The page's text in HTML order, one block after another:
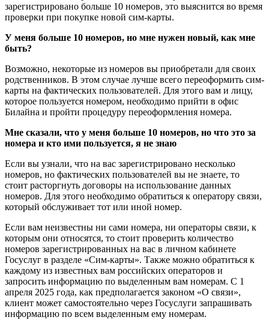
зарегистрировано больше 10 номеров, это выяснится во время
проверки при покупке новой сим-карты.
У меня больше 10 номеров, но мне нужен новый, как мне
быть?
Возможно, некоторые из номеров вы приобретали для своих
родственников. В этом случае лучше всего переоформить сим-
карты на фактических пользователей. Для этого вам и лицу,
которое пользуется номером, необходимо прийти в офис
Билайна и пройти процедуру переоформления номера.
Мне сказали, что у меня больше 10 номеров, но что это за
номера и кто ими пользуется, я не знаю
Если вы узнали, что на вас зарегистрировано несколько
номеров, но фактических пользователей вы не знаете, то
стоит расторгнуть договоры на использование данных
номеров. Для этого необходимо обратиться к оператору связи,
который обслуживает тот или иной номер.
Если вам неизвестны ни сами номера, ни операторы связи, к
которым они относятся, то стоит проверить количество
номеров зарегистрированных на вас в личном кабинете
Госуслуг в разделе «Сим-карты». Также можно обратиться к
каждому из известных вам российских операторов и
запросить информацию по выделенным вам номерам. С 1
апреля 2025 года, как предполагается законом «О связи»,
клиент может самостоятельно через Госуслуги запрашивать
информацию по всем выделенным ему номерам.